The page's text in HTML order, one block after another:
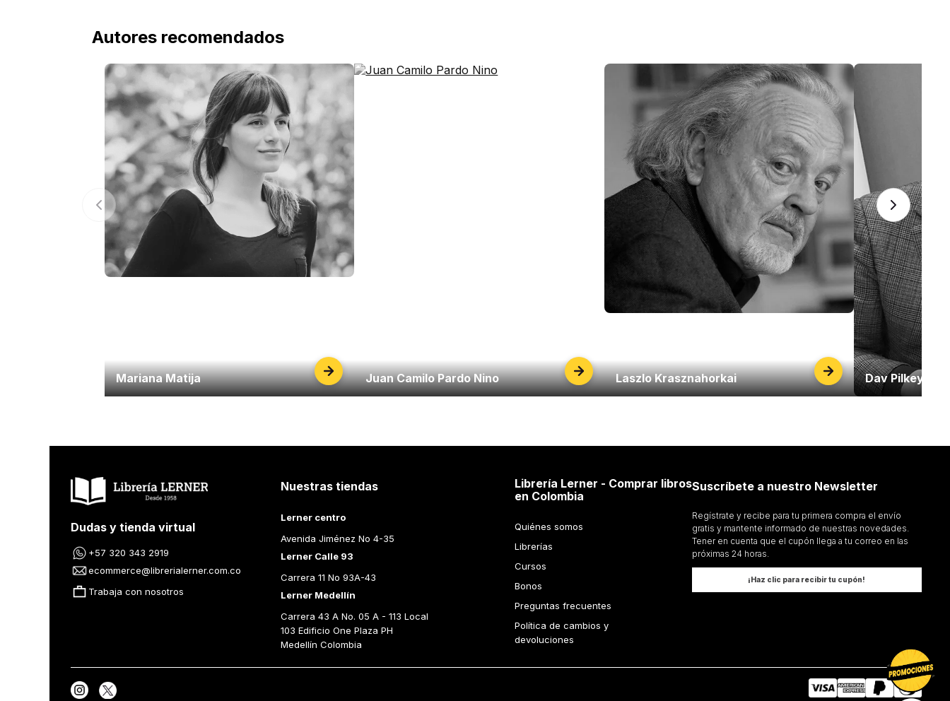
Autores recomendados
Mariana Matija Juan Camilo Pardo Nino Laszlo Krasznahorkai Dav Pilkey
Dudas y tienda virtual
+57 320 343 2919
ecommerce@librerialerner.com.co
Trabaja con nosotros
Nuestras tiendas
Lerner centro
Avenida Jiménez No 4-35
Lerner Calle 93
Carrera 11 No 93A-43
Lerner Medellín
Carrera 43 A No. 05 A - 113 Local
103 Edificio One Plaza PH
Medellín Colombia
Librería Lerner - Comprar libros
en Colombia
Quiénes somos
Librerías
Cursos
Bonos
Preguntas frecuentes
Política de cambios y
devoluciones
Suscríbete a nuestro Newsletter
Regístrate y recibe para tu primera compra el envío
gratis y mantente informado de nuestras novedades.
Tener en cuenta que el cupón llega a tu correo en las
próximas 24 horas.
¡Haz clic para recibir tu cupón!